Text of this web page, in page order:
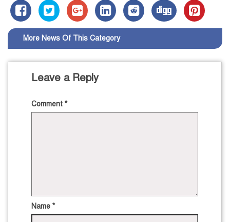
More News Of This Category
Leave a Reply
Comment *
Name *